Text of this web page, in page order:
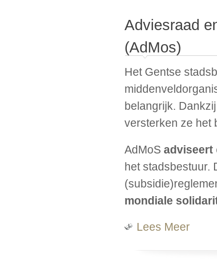
Adviesraad
(AdMos)
Het Gentse
belangrijk.
versterken ze het
AdMoS adviseert
het stadsbestuur.
mondiale
Lees MeerOver